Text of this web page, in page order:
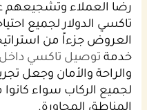
رضا العملاء وتشجيعهم
تاكسي الدولار لجميع
العروض جزءاً من
خدمة توصيل تاكسي
والراحة والأمان وجعل
لجميع الركاب سواء